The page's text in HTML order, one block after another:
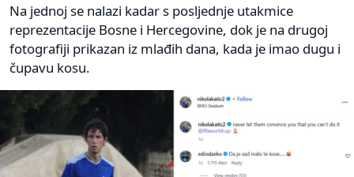
Na jednoj se nalazi kadar s posljednje utakmice
reprezentacije Bosne i Hercegovine, dok je na drugoj
fotografiji prikazan iz mlađih dana, kada je imao dugu i
čupavu kosu.